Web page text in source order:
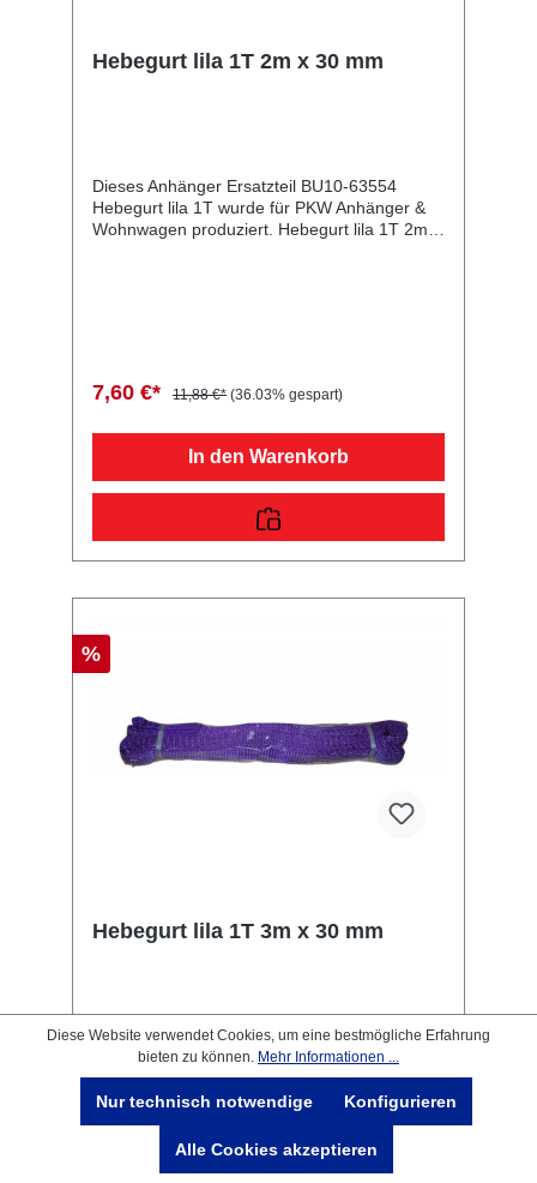
Hebegurt lila 1T 2m x 30 mm
Dieses Anhänger Ersatzteil BU10-63554
Hebegurt lila 1T wurde für PKW Anhänger &
Wohnwagen produziert. Hebegurt lila 1T 2m x
7,60 €* 11,88 €* (36.03% gespart)
In den Warenkorb
%
Hebegurt lila 1T 3m x 30 mm
Dieses Anhänger Ersatzteil BU10-63555
Hebegurt lila 1T wurde für PKW Anhänger &
Wohnwagen produziert. Hebegurt lila 1T 3m x
30 mm Lieferumfang: Hebegurt lila 1T
Vergleichsnummern: 63555 4054354077320
Sie erwerben mit diesem Anhänger Ersatzteil
Diese Website verwendet Cookies, um eine bestmögliche Erfahrung
bieten zu können. Mehr Informationen ...
Nur technisch notwendige Konfigurieren
Alle Cookies akzeptieren